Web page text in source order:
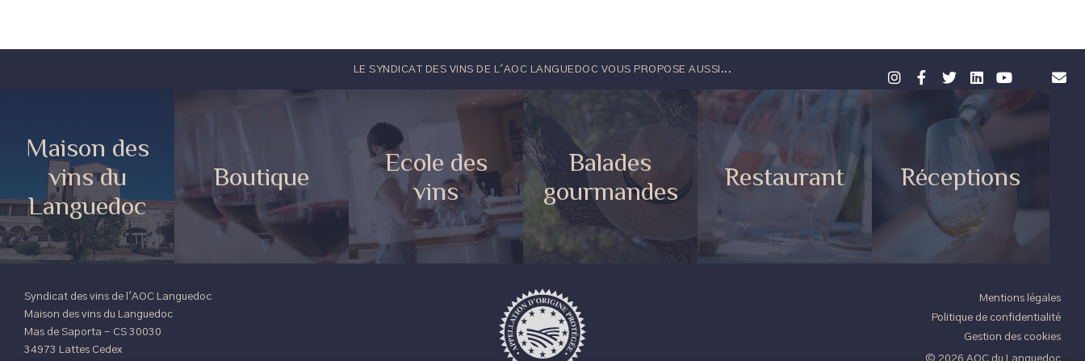
LE SYNDICAT DES VINS DE L'AOC LANGUEDOC VOUS PROPOSE AUSSI...
Maison des
vins du
Languedoc
Boutique
Ecole des
vins
Balades
gourmandes
Restaurant Réceptions
Syndicat des vins de l'AOC Languedoc
Maison des vins du Languedoc
Mas de Saporta - CS 30030
34973 Lattes Cedex
Mentions légales
Politique de confidentialité
Gestion des cookies
© 2026 AOC du Languedoc